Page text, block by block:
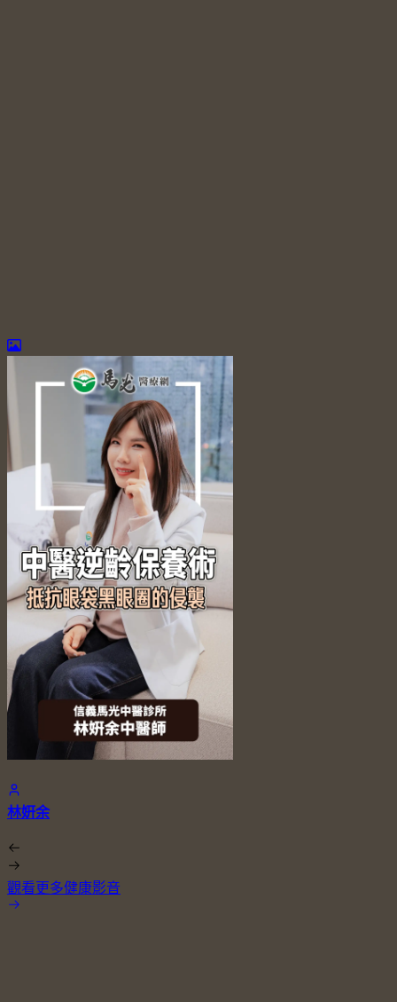
林姸余
觀看更多健康影音